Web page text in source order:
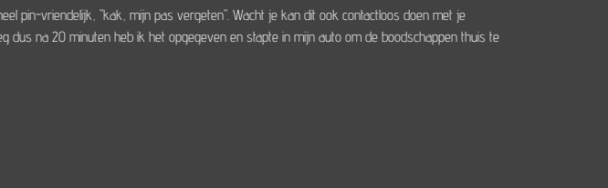
pin-vriendelijk, "kak, mijn pas vergeten". Wacht je kan dit ook contactloos doen met je
na 20 minuten heb ik het opgegeven en stapte in mijn auto om de boodschappen thuis te